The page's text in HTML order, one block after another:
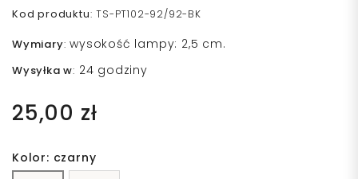
Kod produktu:TS-PT102-92/92-BK
Wymiary: wysokość lampy: 2,5 cm.
Wysyłka w: 24 godziny
25,00 zł
Kolor: czarny